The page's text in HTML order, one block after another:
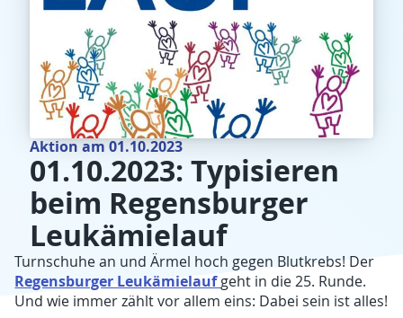
Aktion am 01.10.2023
01.10.2023: Typisieren
beim Regensburger
Leukämielauf
Turnschuhe an und Ärmel hoch gegen Blutkrebs! Der
Regensburger Leukämielaufgeht in die 25. Runde.
Und wie immer zählt vor allem eins: Dabei sein ist alles!